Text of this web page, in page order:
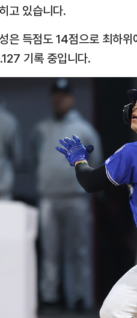
고 있습니다.
은 득점도 14점으로 최하
기록 중입니다.